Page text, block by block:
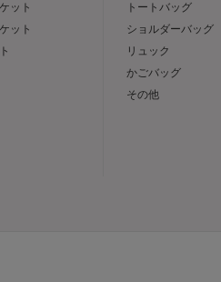
ット
ット
トートバッグ
ショルダーバッグ
リュック
かごバッグ
その他